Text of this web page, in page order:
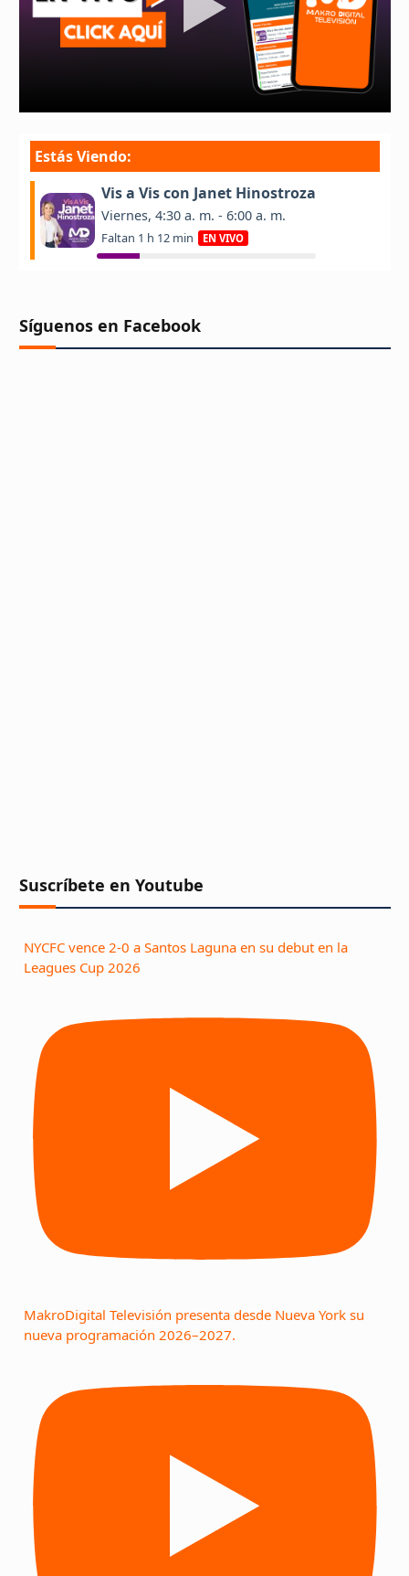
Síguenos en Facebook
Suscríbete en Youtube
NYCFC vence 2-0 a Santos Laguna en su debut en la
Leagues Cup 2026
MakroDigital Televisión presenta desde Nueva York su
nueva programación 2026–2027.